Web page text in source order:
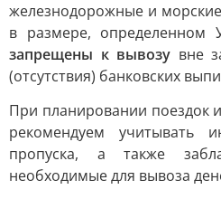
железнодорожные и
в размере, определенном
запрещены к вывозу вне
(отсутствия) банковских
При планировании поездок
рекомендуем учитывать
пропуска, а также
необходимые для вывоза